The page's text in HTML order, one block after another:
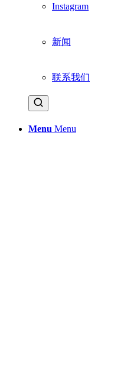
Instagram
新闻
联系我们
Menu Menu